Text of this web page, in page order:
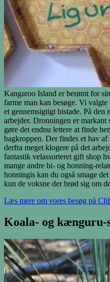
Kangaroo Island er berømt for
farme man kan besøge. Vi
et gennemsigtigt bistade. På den
arbejder. Dronningen er markant
gøre det endnu lettere at finde
bagkroppen. Der findes et hav
derfra meget klogere på det
fantastik velassorteret gift shop
mange andre bi- og honning-
honningis kan du også smage
kun de voksne der brød sig om
Læs mere om vores besøg på
Koala- og kænguru-